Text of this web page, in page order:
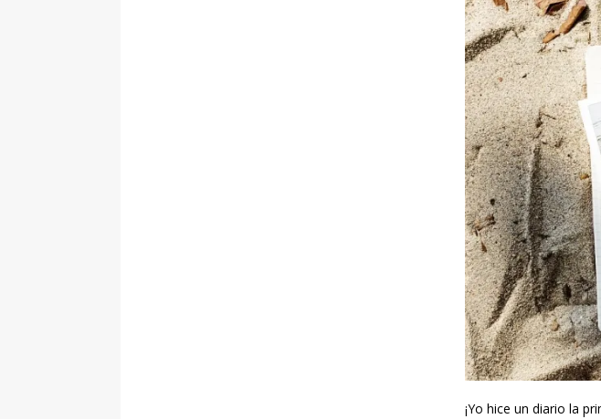
¡Yo hice un diario la